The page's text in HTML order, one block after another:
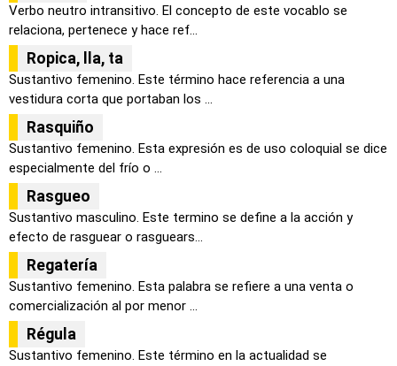
Verbo neutro intransitivo. El concepto de este vocablo se
relaciona, pertenece y hace ref...
Ropica, lla, ta
Sustantivo femenino. Este término hace referencia a una
vestidura corta que portaban los ...
Rasquiño
Sustantivo femenino. Esta expresión es de uso coloquial se dice
especialmente del frío o ...
Rasgueo
Sustantivo masculino. Este termino se define a la acción y
efecto de rasguear o rasguears...
Regatería
Sustantivo femenino. Esta palabra se refiere a una venta o
comercialización al por menor ...
Régula
Sustantivo femenino. Este término en la actualidad se